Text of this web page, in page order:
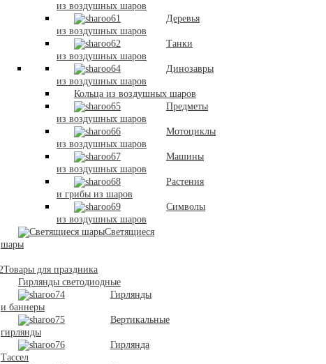
из воздушных шаров
Деревья
из воздушных шаров
Танки
из воздушных шаров
Динозавры
из воздушных шаров
Кольца из воздушных шаров
Предметы
из воздушных шаров
Мотоциклы
из воздушных шаров
Машины
из воздушных шаров
Растения
и грибы из шаров
Символы
из воздушных шаров
Светящиеся
шары
Товары для праздника
Гирлянды светодиодные
Гирлянды
и баннеры
Вертикальные
гирлянды
Гирлянда
Тассел